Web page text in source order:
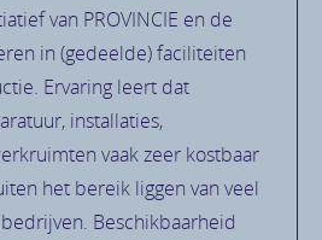
van PROVINCIE en de
in (gedeelde) faciliteiten
Ervaring leert dat
installaties,
vaak zeer kostbaar
het bereik liggen van veel
Beschikbaarheid